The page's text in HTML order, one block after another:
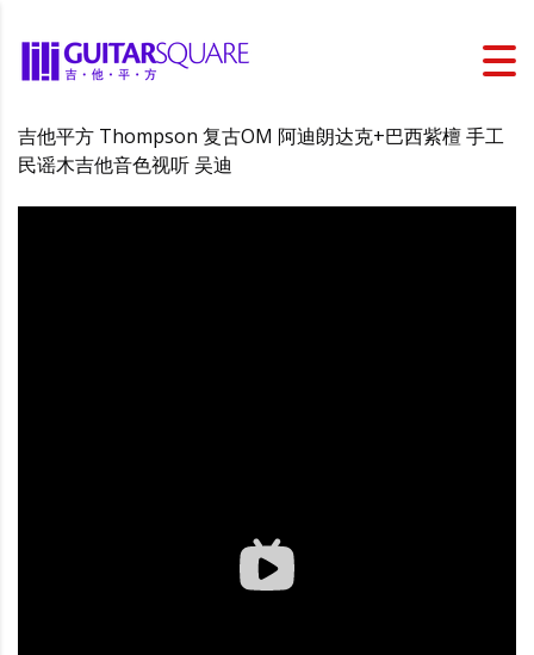
吉他平方 Thompson 复古OM 阿迪朗达克+巴西紫檀 手工
民谣木吉他音色视听 吴迪